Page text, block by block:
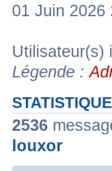
01 Juin 2026
Utilisateur(s)
Légende :
2536
louxor